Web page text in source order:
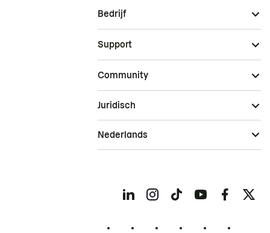
Bedrijf
Support
Community
Juridisch
Nederlands